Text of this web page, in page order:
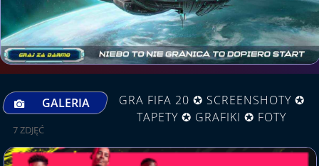
GALERIA
GRA FIFA 20 ✪ SCREENSHOTY ✪
TAPETY ✪ GRAFIKI ✪ FOTY
7 ZDJĘĆ